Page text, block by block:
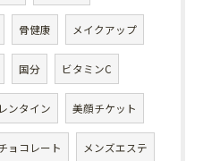
骨健康 メイクアップ
国分 ビタミンC
ンタイン 美顔チケット
ョコレート メンズエステ